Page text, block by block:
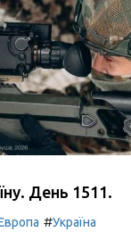
День 1511.
#Україна